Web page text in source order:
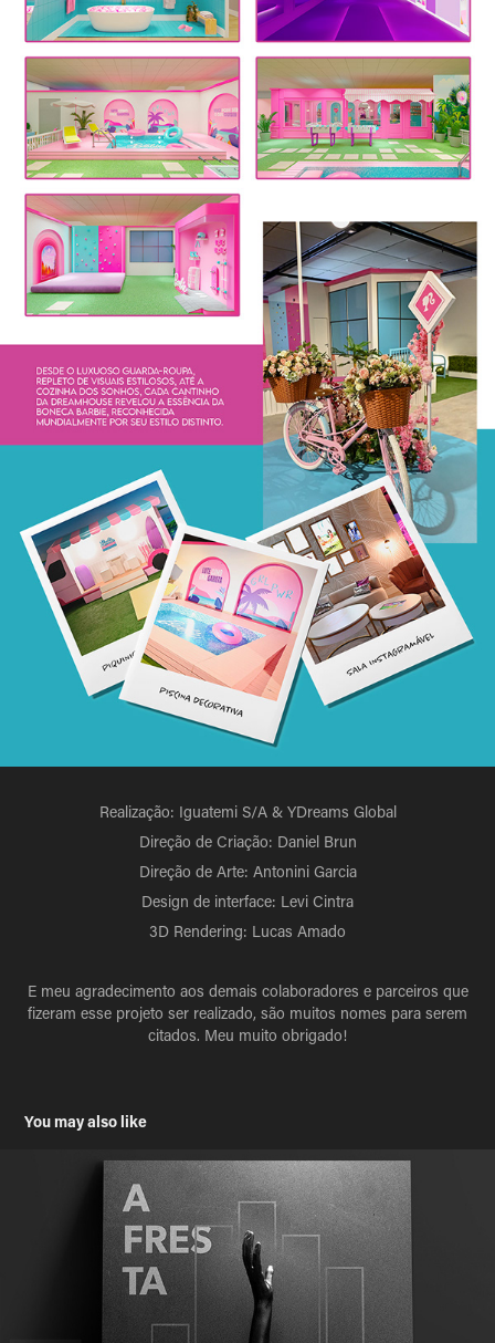
Realização: Iguatemi S/A & YDreams Global
Direção de Criação: Daniel Brun
Direção de Arte: Antonini Garcia
Design de interface: Levi Cintra
3D Rendering: Lucas Amado
E meu agradecimento aos demais colaboradores e parceiros que
fizeram esse projeto ser realizado, são muitos nomes para serem
citados. Meu muito obrigado!
You may also like